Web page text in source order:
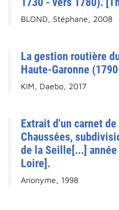
BLOND, Stéphane, 2008
La gestion routière
Haute-Garonne
KIM, Daebo, 2017
Extrait d'un carnet
Chaussées,
de la Seille[...]
Loire].
Anonyme, 1998